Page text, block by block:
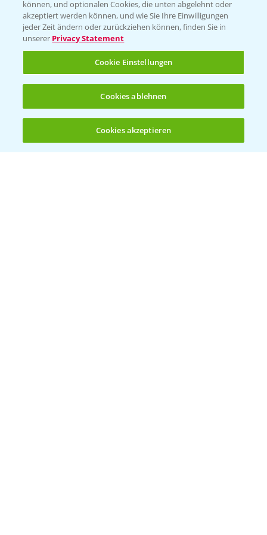
(noch 4)
Wetter Aktuell
BROSCHÜREN
Saatgut
Sonderkulturen
Verantwortung & Sorgfalt
können, und optionalen Cookies, die unten abgelehnt oder
akzeptiert werden können, und wie Sie Ihre Einwilligungen
jeder Zeit ändern oder zurückziehen können, finden Sie in
unserer Privacy Statement
Cookie Einstellungen
Cookies ablehnen
Cookies akzeptieren